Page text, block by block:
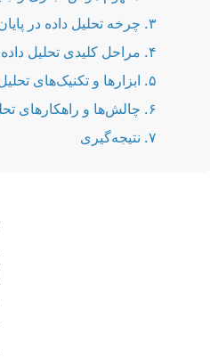
۳. چرخه تحلیل داده در پایان‌نامه‌های هوش تجاری
۴. مراحل کلیدی تحلیل داده در پایان‌نامه هوش تجاری
۵. ابزارها و تکنیک‌های تحلیل داده
۶. چالش‌ها و راهکارهای تحلیل داده
۷. نتیجه‌گیری